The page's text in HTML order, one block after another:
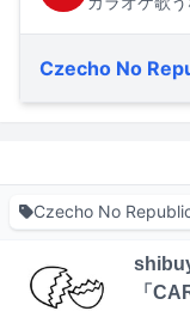
Czecho No
Czecho No
「